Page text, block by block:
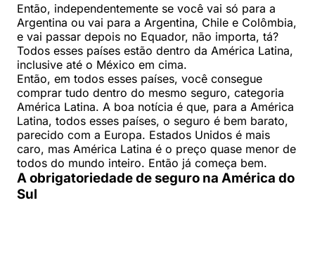
Então, independentemente se você vai só para a
Argentina ou vai para a Argentina, Chile e Colômbia,
e vai passar depois no Equador, não importa, tá?
Todos esses países estão dentro da América Latina,
inclusive até o México em cima.
Então, em todos esses países, você consegue
comprar tudo dentro do mesmo seguro, categoria
América Latina. A boa notícia é que, para a América
Latina, todos esses países, o seguro é bem barato,
parecido com a Europa. Estados Unidos é mais
caro, mas América Latina é o preço quase menor de
todos do mundo inteiro. Então já começa bem.
A obrigatoriedade de seguro na América do
Sul